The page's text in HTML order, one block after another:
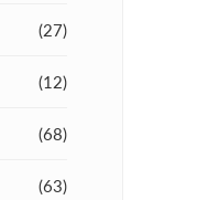
(27)
(12)
(68)
(63)